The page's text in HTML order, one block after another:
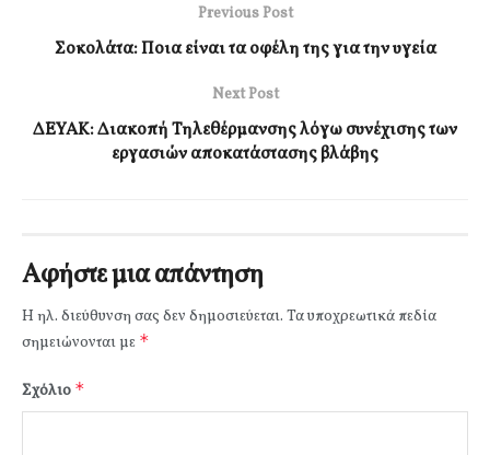
Previous Post
Σοκολάτα: Ποια είναι τα οφέλη της για την υγεία
Next Post
ΔΕΥΑΚ: Διακοπή Τηλεθέρμανσης λόγω συνέχισης των
εργασιών αποκατάστασης βλάβης
Αφήστε μια απάντηση
Η ηλ. διεύθυνση σας δεν δημοσιεύεται. Τα υποχρεωτικά πεδία
σημειώνονται με *
Σχόλιο *